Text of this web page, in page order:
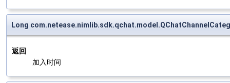
Long
返回
加入时间